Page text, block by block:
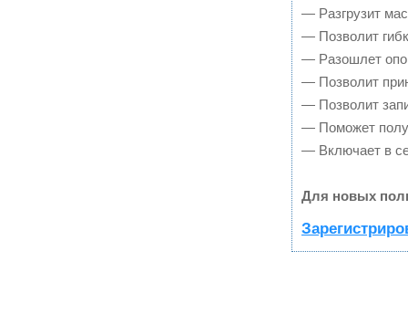
— Разгрузит
— Позволит
— Разошлет
— Позволит
— Позволит
— Поможет
— Включает в
Для новых